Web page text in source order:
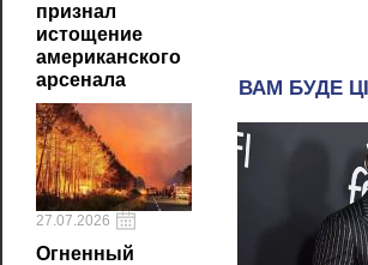
признал
истощение
американского
арсенала
27.07.2026
Огненный